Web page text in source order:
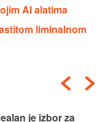
AI alatima
liminalnom
je izbor za